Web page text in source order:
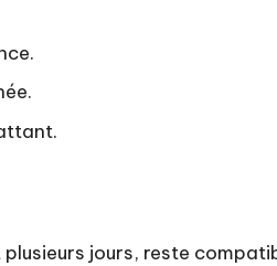
jours, reste